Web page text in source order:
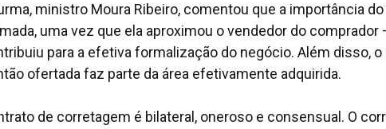
ministro Moura Ribeiro, comentou que a importância
uma vez que ela aproximou o vendedor do comprador
para a efetiva formalização do negócio. Além disso, o
ofertada faz parte da área efetivamente adquirida.
de corretagem é bilateral, oneroso e consensual. O